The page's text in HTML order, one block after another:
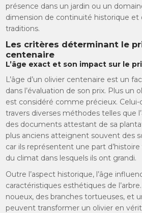
présence dans un jardin ou un
dimension de continuité historique et
traditions.
Les critères déterminant le
centenaire
L’âge exact et son impact sur le
L’âge d’un olivier centenaire est un
dans l’évaluation de son prix. Plus un
est considéré comme précieux.
travers diverses méthodes telles que
des documents attestant de sa
plus anciens atteignent souvent des
car ils représentent une part
du climat dans lesquels ils ont grandi.
Outre l’aspect historique, l’âge
caractéristiques esthétiques de
noueux, des branches tortueuses, et
peuvent transformer un olivier en